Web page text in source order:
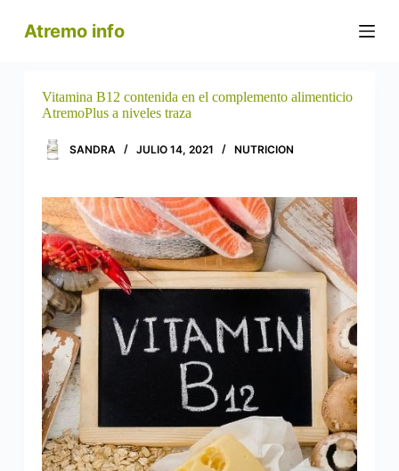
Atremo info
Vitamina B12 contenida en el complemento alimenticio
AtremoPlus a niveles traza
SANDRA JULIO 14, 2021 NUTRICION